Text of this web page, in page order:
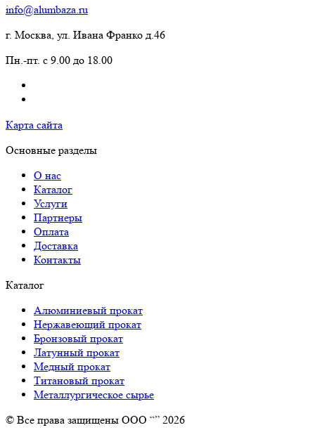
info@alumbaza.ru
г. Москва, ул. Ивана Франко д.46
Пн.-пт. с 9.00 до 18.00
Карта сайта
Основные разделы
О нас
Каталог
Услуги
Партнеры
Оплата
Доставка
Контакты
Каталог
Алюминиевый прокат
Нержавеющий прокат
Бронзовый прокат
Латунный прокат
Медный прокат
Титановый прокат
Металлургическое сырье
© Все права защищены ООО “” 2026